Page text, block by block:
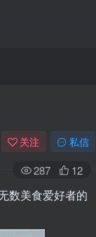
关注 私信
287 12
数美食爱好者的